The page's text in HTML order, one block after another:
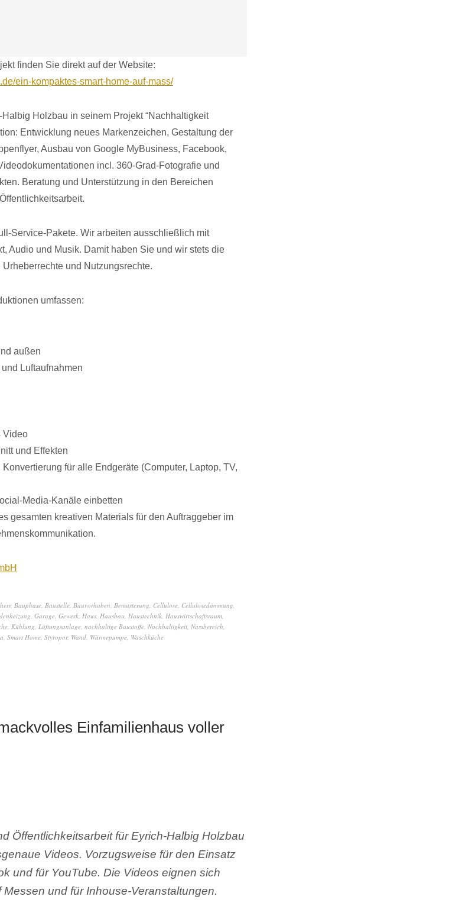
finden Sie direkt auf der Website:
ein-kompaktes-smart-home-auf-mass/
Holzbau in seinem Projekt “Nachhaltigkeit
Entwicklung neues Markenzeichen, Gestaltung der
Ausbau von Google MyBusiness, Facebook,
incl. 360-Grad-Fotografie und
Beratung und Unterstützung in den Bereichen
Service-Pakete. Wir arbeiten ausschließlich mit
Audio und Musik. Damit haben Sie und wir stets die
und Nutzungsrechte.
umfassen:
außen
Luftaufnahmen
Video
und Effekten
für alle Endgeräte (Computer, Laptop, TV,
Media-Kanäle einbetten
gesamten kreativen Materials für den Auftraggeber im
, Bauphase, Baustelle, Bauvorhaben, Bemusterung, Cellulose, Cellulosedämmung,
, Garage, Gewerk, Haus, Hausbau, Haustechnik, Hauswirtschaftsraum,
, Kühlung, Lüftungsanlage, nachhaltige Baustoffe, Nachhaltigkeit, Nassbereich,
, Smart Home, Styropor, Wand, Wärmepumpe, Waschküche
Einfamilienhaus voller
Öffentlichkeitsarbeit für Eyrich-Halbig Holzbau
Videos. Vorzugsweise für den Einsatz
und für YouTube. Die Videos eignen sich
und für Inhouse-Veranstaltungen.